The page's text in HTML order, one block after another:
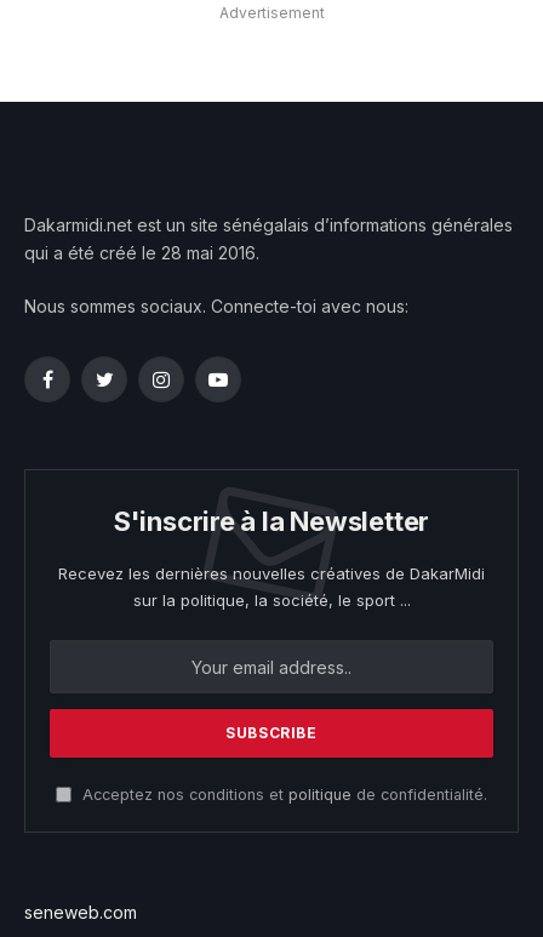
Advertisement
Dakarmidi.net est un site sénégalais d’informations générales
qui a été créé le 28 mai 2016.
Nous sommes sociaux. Connecte-toi avec nous:
FacebookTwitterInstagramYouTube
S'inscrire à la Newsletter
Recevez les dernières nouvelles créatives de DakarMidi
sur la politique, la société, le sport ...
Acceptez nos conditions et politique de confidentialité.
seneweb.com